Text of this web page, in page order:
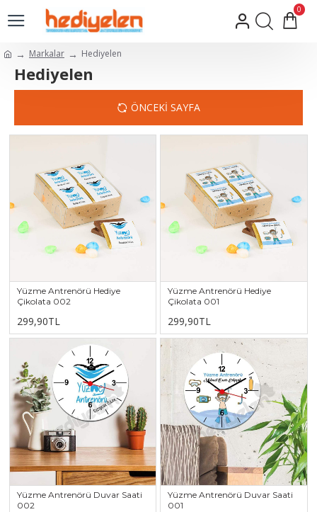
0
Markalar Hediyelen
Hediyelen
ÖNCEKI SAYFA
Yüzme Antrenörü Hediye
Çikolata 002
299,90TL
Yüzme Antrenörü Hediye
Çikolata 001
299,90TL
Yüzme Antrenörü Duvar Saati
002
Yüzme Antrenörü Duvar Saati
001